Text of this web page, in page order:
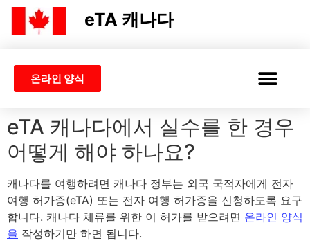
eTA 캐나다
온라인 양식
eTA 캐나다에서 실수를 한 경우
어떻게 해야 하나요?
캐나다를 여행하려면 캐나다 정부는 외국 국적자에게 전자
여행 허가증(eTA) 또는 전자 여행 허가증을 신청하도록 요구
합니다. 캐나다 체류를 위한 이 허가를 받으려면 온라인 양식
을 작성하기만 하면 됩니다.